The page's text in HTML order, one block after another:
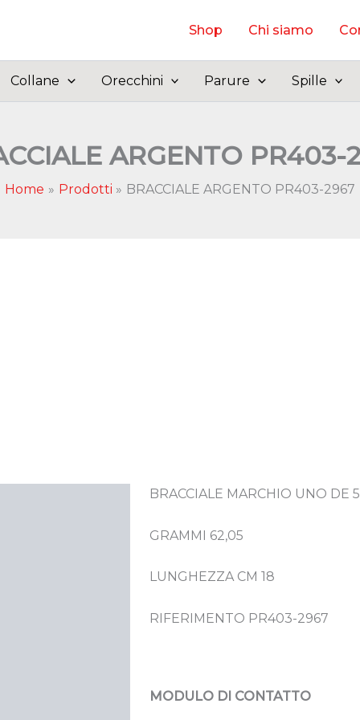
Shop Chi siamo
Collane Orecchini Parure Spille
ARGENTO PR403-
Home Prodotti BRACCIALE ARGENTO PR403-2967
BRACCIALE MARCHIO UNO DE
GRAMMI 62,05
LUNGHEZZA CM 18
RIFERIMENTO PR403-2967
MODULO DI CONTATTO